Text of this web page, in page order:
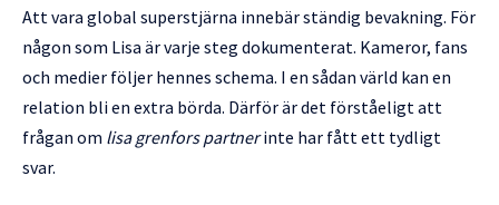
Att vara global superstjärna innebär ständig bevakning. För
någon som Lisa är varje steg dokumenterat. Kameror, fans
och medier följer hennes schema. I en sådan värld kan en
relation bli en extra börda. Därför är det förståeligt att
frågan om lisa grenfors partnerinte har fått ett tydligt
svar.